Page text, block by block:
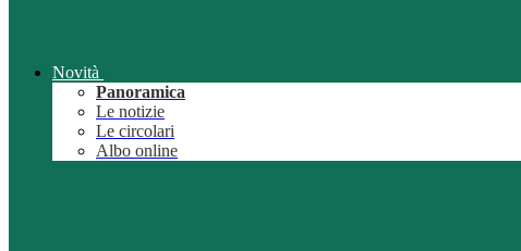
Novità
Panoramica
Le notizie
Le circolari
Albo online